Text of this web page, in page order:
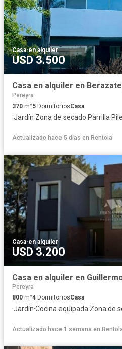
Casa·en alquiler
USD 3.500
Casa en alquiler en
Pereyra
370 m²5 DormitoriosCasa
·Jardín·Zona de secado·Parrilla·
Actualizado hace 5 días en Rentola
Casa·en alquiler
USD 3.200
Casa en alquiler en
Pereyra
800 m²4 DormitoriosCasa
·Jardín·Cocina equipada·Zona de
Actualizado hace 1 semana en